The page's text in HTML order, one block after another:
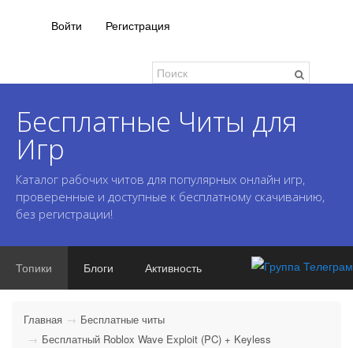
Войти Регистрация
Бесплатные Читы для
Игр
Каталог рабочих читов для популярных онлайн игр,
проверенные и доступные к бесплатному скачиванию,
без регистрации!
Топики Блоги Активность
Главная
Бесплатные читы
Бесплатный Roblox Wave Exploit (PC) + Keyless